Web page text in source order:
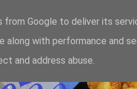
from Google to deliver its
along with performance and
and address abuse.